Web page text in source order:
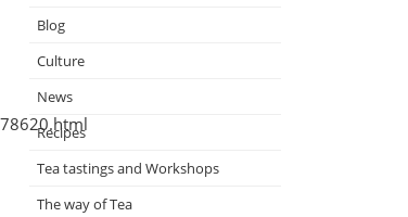
Blog
Culture
News
Recipes
Tea tastings and Workshops
The way of Tea